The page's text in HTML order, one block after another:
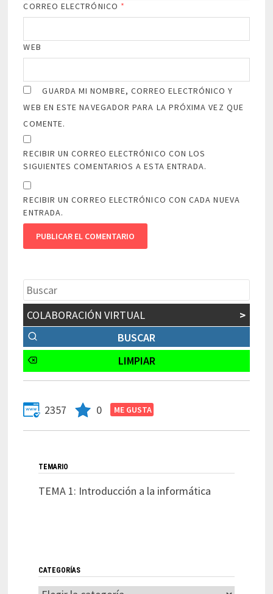
CORREO ELECTRÓNICO *
WEB
GUARDA MI NOMBRE, CORREO ELECTRÓNICO Y
WEB EN ESTE NAVEGADOR PARA LA PRÓXIMA VEZ QUE
COMENTE.
RECIBIR UN CORREO ELECTRÓNICO CON LOS
SIGUIENTES COMENTARIOS A ESTA ENTRADA.
RECIBIR UN CORREO ELECTRÓNICO CON CADA NUEVA
ENTRADA.
COLABORACIÓN VIRTUAL >
2357 0
TEMARIO
TEMA 1: Introducción a la informática
CATEGORÍAS